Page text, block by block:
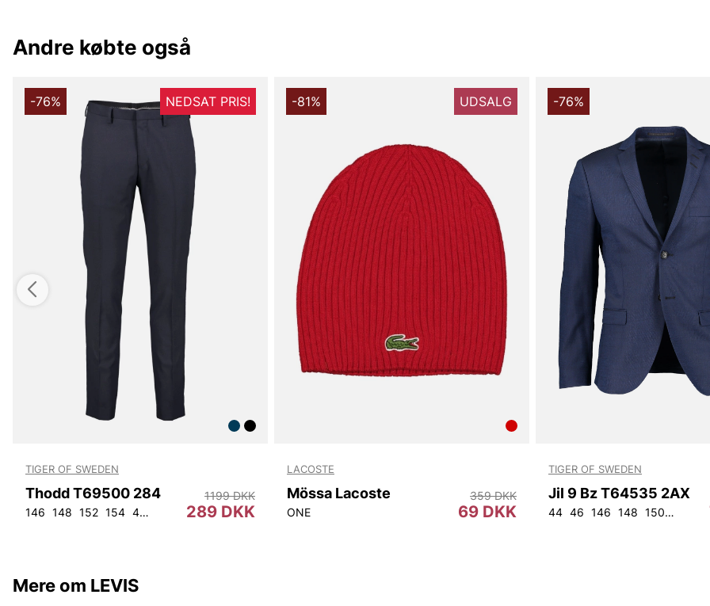
Andre købte også
-76% NEDSAT PRIS!
TIGER OF SWEDEN
Thodd T69500 284
146 148 152 154 44 48 50 52 54 92 104
289 DKK
1199 DKK
-81% UDSALG
LACOSTE
Mössa Lacoste
ONE 69 DKK
359 DKK
-76%
TIGER OF SWEDEN
Jil 9 Bz T64535 2AX
44 46 146 148 150 152
Mere om LEVIS